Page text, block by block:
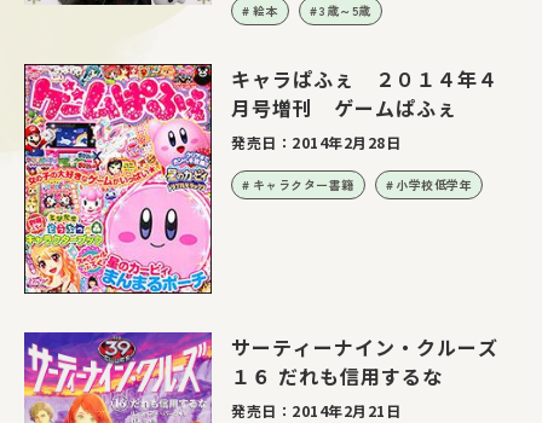
絵本 3歳～5歳
キャラぱふぇ ２０１４年４
月号増刊 ゲームぱふぇ
発売日： 2014年2月28日
キャラクター書籍 小学校低学年
サーティーナイン・クルーズ
１６ だれも信用するな
発売日： 2014年2月21日